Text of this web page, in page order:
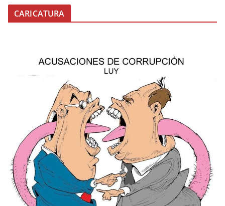
CARICATURA